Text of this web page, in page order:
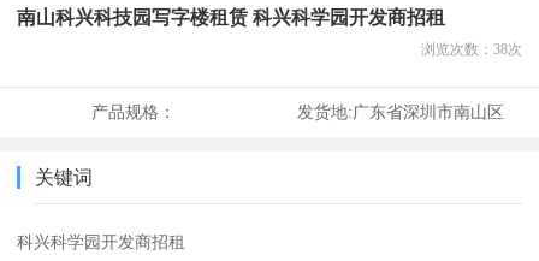
南山科兴科技园写字楼租赁 科兴科学园开发商招租
浏览次数： 38次
产品规格： 发货地:广东省深圳市南山区
关键词
科兴科学园开发商招租